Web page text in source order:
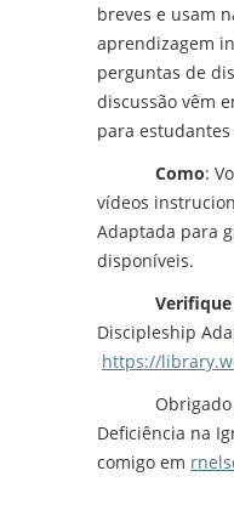
breves e usam
aprendizagem
perguntas de
discussão vêm
para
Como:
vídeos
Adaptada para
disponíveis.
Discipleship
https://
Deficiência na
comigo em